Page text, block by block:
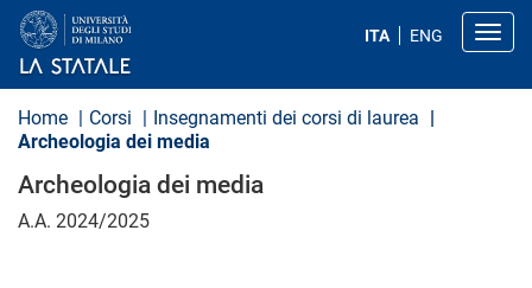
a
ITA ENG
Home Corsi
Insegnamenti dei corsi di laurea
Archeologia dei media
Archeologia dei media
A.A. 2024/2025